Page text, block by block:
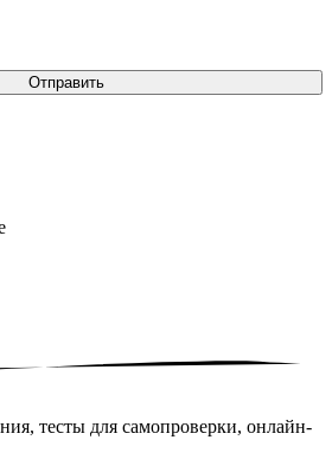
тесты для самопроверки, онлайн-